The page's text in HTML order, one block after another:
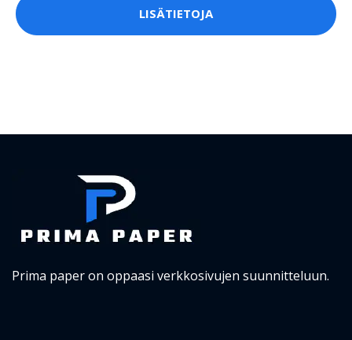
LISÄTIETOJA
Prima paper on oppaasi verkkosivujen suunnitteluun.